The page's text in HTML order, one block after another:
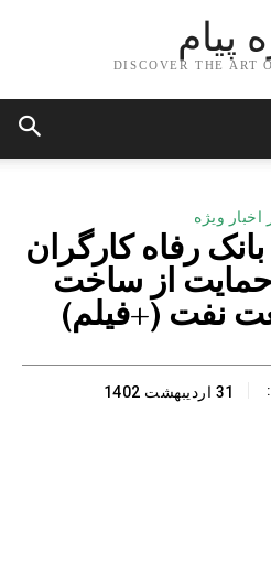
پیام
DISCOVER THE ART
اخبار ویژه
رفاه کارگران
حمایت از ساخت
نفت (+فیلم)
31 اردیبهشت 1402